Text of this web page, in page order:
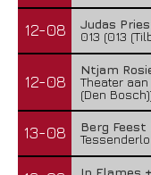
12-08
Judas
013 (013
12-08
Ntjam
Theater
(Den
13-08
Berg Feest
Tessenderlo
In Flames